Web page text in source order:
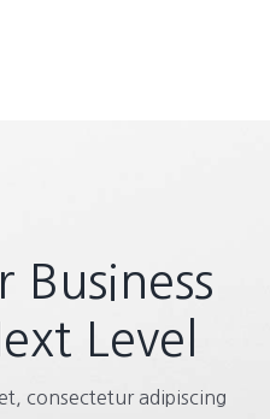
Business
Level
consectetur adipiscing